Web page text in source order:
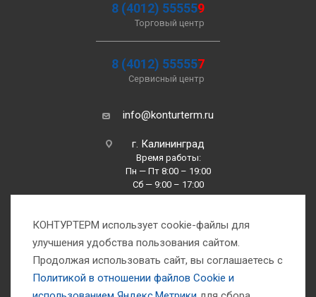
8 (4012) 555559
Торговый центр
8 (4012) 555557
Сервисный центр
info@konturterm.ru
г. Калининград
Время работы:
Пн — Пт 8:00 – 19:00
Сб — 9:00 – 17:00
Вс —10:00 – 16:00
КОНТУРТЕРМ использует cookie-файлы для
улучшения удобства пользования сайтом.
Продолжая использовать сайт, вы соглашаетесь с
Политикой в отношении файлов Сookie и